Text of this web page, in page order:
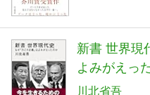
新書 世界現
よみがえっ
2798)
川北省吾